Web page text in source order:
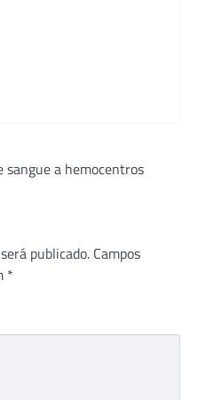
sangue a hemocentros
publicado. Campos
*